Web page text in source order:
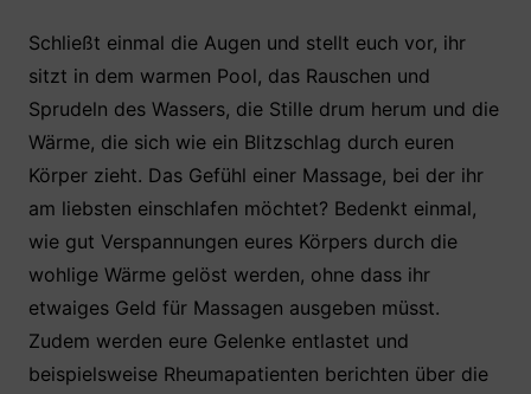
o
k
p
Schließt einmal die Augen und stellt euch vor, ihr
sitzt in dem warmen Pool, das Rauschen und
Sprudeln des Wassers, die Stille drum herum und die
Wärme, die sich wie ein Blitzschlag durch euren
Körper zieht. Das Gefühl einer Massage, bei der ihr
am liebsten einschlafen möchtet? Bedenkt einmal,
wie gut Verspannungen eures Körpers durch die
wohlige Wärme gelöst werden, ohne dass ihr
etwaiges Geld für Massagen ausgeben müsst.
Zudem werden eure Gelenke entlastet und
beispielsweise Rheumapatienten berichten über die